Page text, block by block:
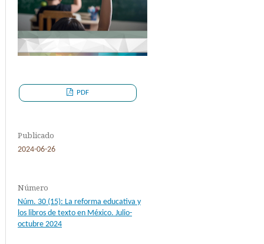
PDF
Publicado
2024-06-26
Número
Núm. 30 (15): La reforma educativa y
los libros de texto en México. Julio-
octubre 2024